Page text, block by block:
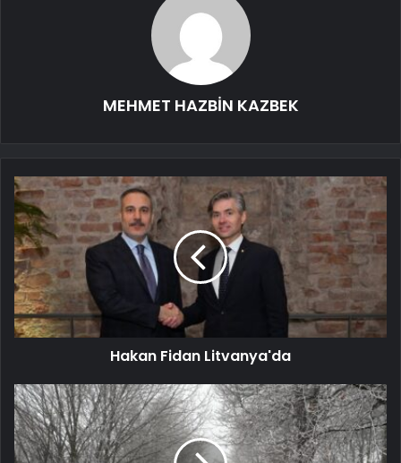
MEHMET HAZBİN KAZBEK
Hakan Fidan Litvanya'da